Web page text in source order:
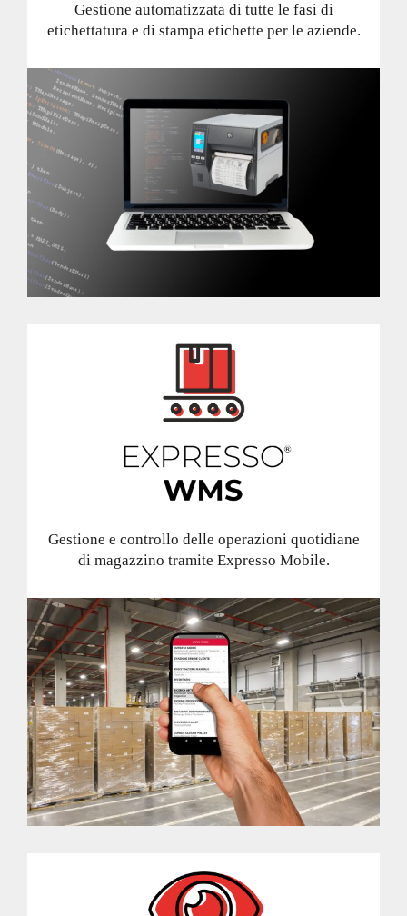
Gestione automatizzata di tutte le fasi di
etichettatura e di stampa etichette per le aziende.
Gestione e controllo delle operazioni quotidiane
di magazzino tramite Expresso Mobile.